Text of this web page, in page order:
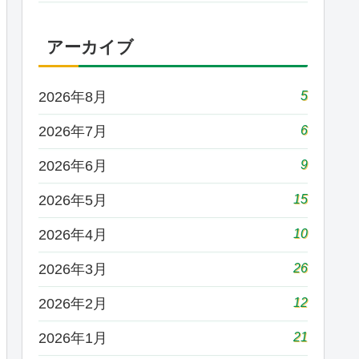
アーカイブ
2026年8月 5
2026年7月 6
2026年6月 9
2026年5月 15
2026年4月 10
2026年3月 26
2026年2月 12
2026年1月 21